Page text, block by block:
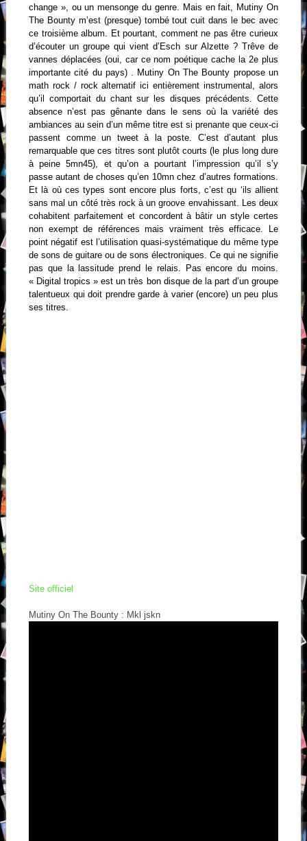
change », ou un mensonge du genre. Mais en fait, Mutiny On
The Bounty m’est (presque) tombé tout cuit dans le bec avec
ce troisième album. Et pourtant, comment ne pas être curieux
d’écouter un groupe qui vient d’Esch sur Alzette ? Trêve de
vannes déplacées (oui, car ce nom poétique cache la 2e plus
importante cité du pays) . Mutiny On The Bounty propose un
math rock / rock alternatif ici entièrement instrumental, alors
qu’il comportait du chant sur les disques précédents. Cette
absence n’est pas gênante dans le sens où la variété des
ambiances au sein d’un même titre est si prenante que ceux-ci
passent comme un tweet à la poste. C’est d’autant plus
remarquable que ces titres sont plutôt courts (le plus long dure
à peine 5mn45), et qu’on a pourtant l’impression qu’il s’y
passe autant de choses qu’en 10mn chez d’autres formations.
Et là où ces types sont encore plus forts, c’est qu ‘ils allient
sans mal un côté très rock à un groove envahissant. Les deux
cohabitent parfaitement et concordent à bâtir un style certes
non exempt de références mais vraiment très efficace. Le
point négatif est l’utilisation quasi-systématique du même type
de sons de guitare ou de sons électroniques. Ce qui ne signifie
pas que la lassitude prend le relais. Pas encore du moins.
« Digital tropics » est un très bon disque de la part d’un groupe
talentueux qui doit prendre garde à varier (encore) un peu plus
ses titres.
Site officiel
Mutiny On The Bounty : Mkl jskn